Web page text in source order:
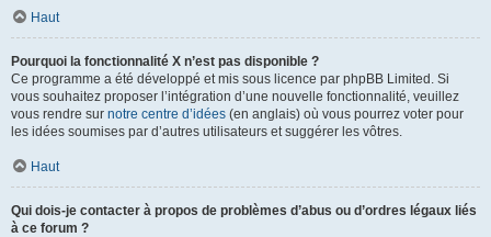
Haut
Pourquoi la fonctionnalité X n’est pas disponible ?
Ce programme a été développé et mis sous licence par phpBB Limited. Si
vous souhaitez proposer l’intégration d’une nouvelle fonctionnalité, veuillez
vous rendre sur notre centre d’idées (en anglais) où vous pourrez voter pour
les idées soumises par d’autres utilisateurs et suggérer les vôtres.
Haut
Qui dois-je contacter à propos de problèmes d’abus ou d’ordres légaux liés
à ce forum ?